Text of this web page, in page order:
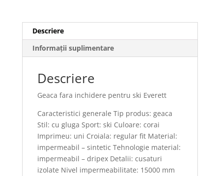
Descriere
Informații suplimentare
Descriere
Geaca fara inchidere pentru ski Everett
Caracteristici generale Tip produs: geaca
Stil: cu gluga Sport: ski Culoare: corai
Imprimeu: uni Croiala: regular fit Material:
impermeabil – sintetic Tehnologie material:
impermeabil – dripex Detalii: cusaturi
izolate Nivel impermeabilitate: 15000 mm